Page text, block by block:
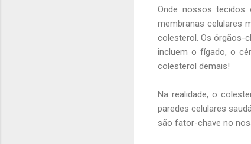
Onde nossos tecidos
membranas celulares
colesterol. Os órgãos-
incluem o fígado, o
colesterol demais!
Na realidade, o
paredes celulares
são fator-chave no